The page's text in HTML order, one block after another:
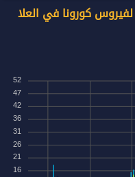
لفيروس كورونا في العلا
52
47
42
36
31
26
21
16